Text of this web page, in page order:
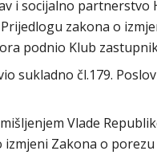
i socijalno partnerstvo
zakona o
podnio Klub
sukladno čl.179.
Vlade
Zakona o porezu